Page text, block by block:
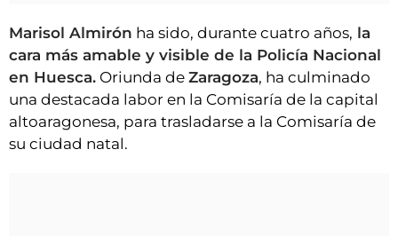
INICIAR SESIÓN
Marisol Almirón ha sido, durante cuatro años, la
cara más amable y visible de la Policía Nacional
en Huesca. Oriunda de Zaragoza, ha culminado
una destacada labor en la Comisaría de la capital
altoaragonesa, para trasladarse a la Comisaría de
su ciudad natal.